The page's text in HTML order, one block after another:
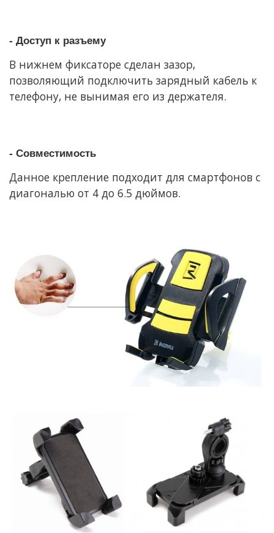
- Доступ к разъему
В нижнем фиксаторе сделан зазор,
позволяющий подключить зарядный кабель к
телефону, не вынимая его из держателя.
- Совместимость
Данное крепление подходит для смартфонов с
диагональю от 4 до 6.5 дюймов.